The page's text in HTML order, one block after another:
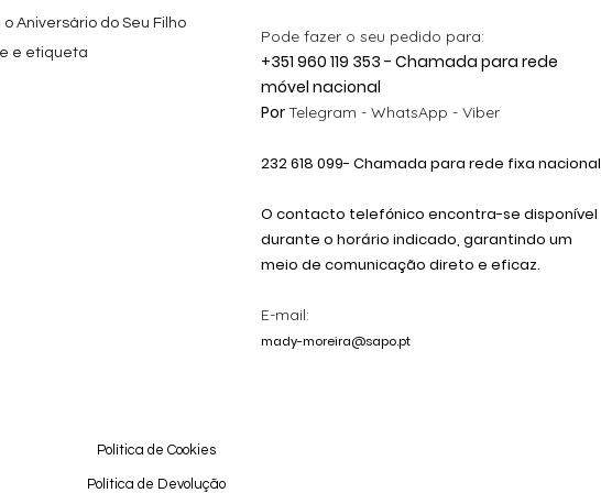
Aniversário do Seu Filho
e etiqueta
Pode fazer o seu pedido para:
+351 960 119 353 - Chamada para rede
móvel nacional
PorTelegram - WhatsApp - Viber
232 618 099- Chamada para rede fixa nacional
O contacto telefónico encontra-se disponível
durante o horário indicado, garantindo um
meio de comunicação direto e eficaz.
E-mail:
mady-moreira@sapo.pt
Política de Cookies
Política de Devolução